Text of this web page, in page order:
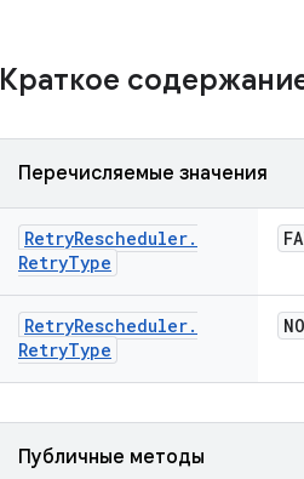
Краткое
Перечисляемые значения
RetryRescheduler.
RetryType
RetryRescheduler.
RetryType
Публичные методы